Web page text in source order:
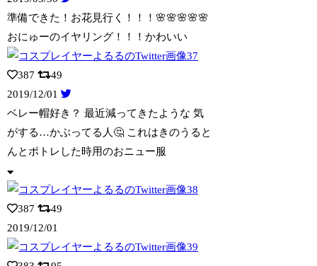
準備できた！お花見行く！！！🌸🌸🌸🌸🌸
おにゅーのイヤリング！！！かわいい
387
49
2019/12/01
ベレー帽好き？ 最近減ってきたような 気
がする…かぶってる人🤔 これはきのう ると
んとポトレした時用のおニュー服
387
49
2019/12/01